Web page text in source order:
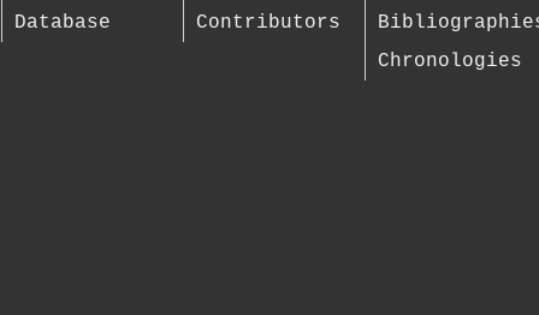
Database
Contributors
Chronologies